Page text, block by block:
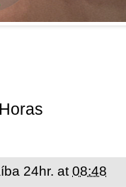
24hr. at 08:48